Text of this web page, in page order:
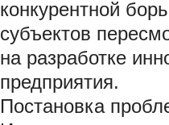
конкурентной
субъектов
на разработке
предприятия.
Постановка